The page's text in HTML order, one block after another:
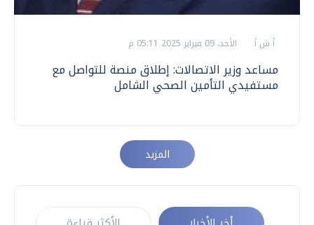
أ ش أ الأحد، 09 فبراير 2025 05:11 م
مساعد وزير الاتصالات: إطلاق منصة للتواصل مع
مستفيدي التأمين الصحي الشامل
المزيد